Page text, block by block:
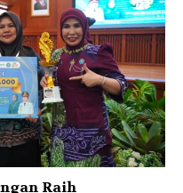
Raih